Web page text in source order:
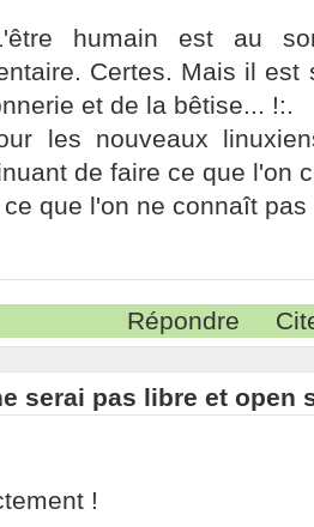
humain est au
Certes. Mais il est
et de la bêtise... !:.
les nouveaux
de faire ce que l'on
que l'on ne connaît pas
Répondre
serai pas libre et open
!